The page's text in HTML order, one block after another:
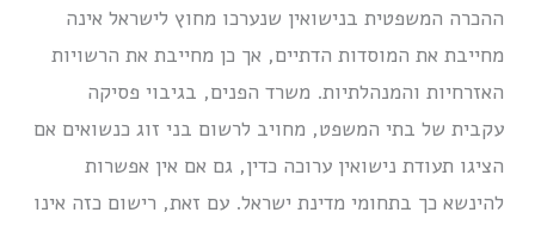
ההכרה המשפטית בנישואין שנערכו מחוץ לישראל אינה
מחייבת את המוסדות הדתיים, אך כן מחייבת את הרשויות
האזרחיות והמנהלתיות. משרד הפנים, בגיבוי פסיקה
עקבית של בתי המשפט, מחויב לרשום בני זוג כנשואים אם
הציגו תעודת נישואין ערוכה כדין, גם אם אין אפשרות
להינשא כך בתחומי מדינת ישראל. עם זאת, רישום כזה אינו